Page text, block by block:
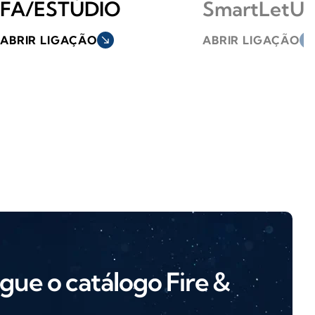
FA/ESTÚDIO
ABRIR LIGAÇÃO south_east ABRIR LIGAÇÃO
o catálogo Fire &